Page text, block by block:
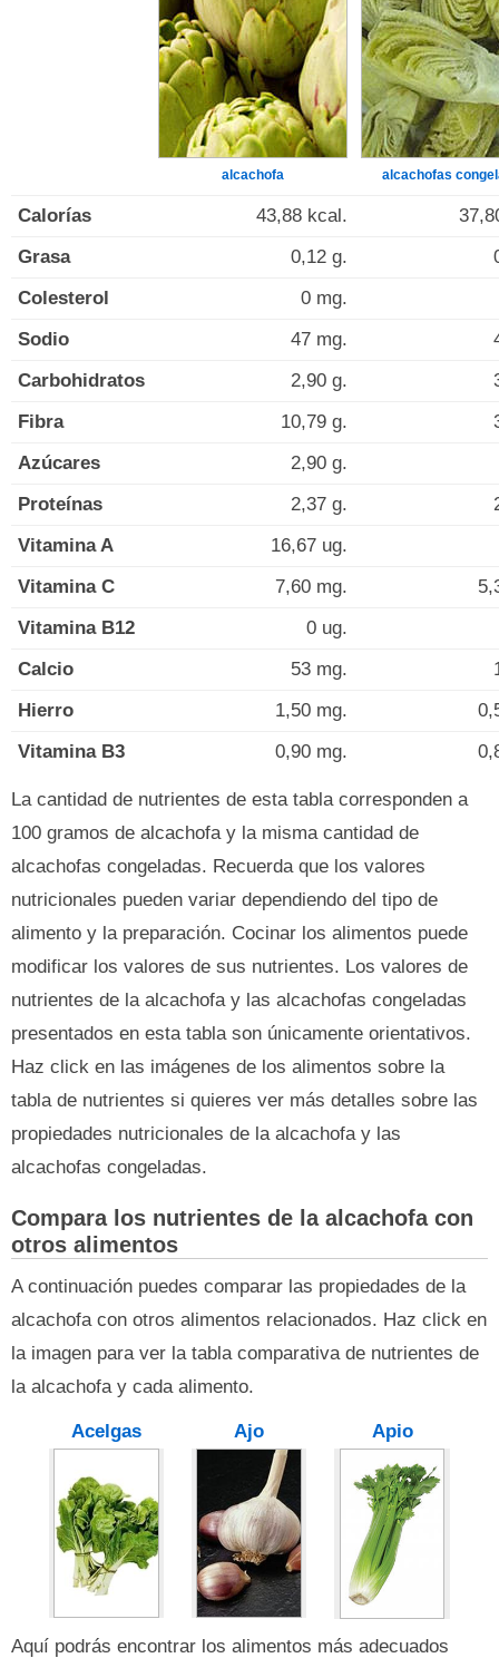
alcachofa alcachofas
Calorías 43,88 kcal.
Grasa
0,12 g.
Colesterol
0 mg.
Sodio
47 mg.
Carbohidratos
2,90 g.
Fibra
10,79 g.
Azúcares
2,90 g.
Proteínas
2,37 g.
Vitamina A
16,67 ug.
Vitamina C
7,60 mg.
Vitamina B12
0 ug.
Calcio
53 mg.
Hierro
1,50 mg.
Vitamina B3
0,90 mg.
La cantidad de nutrientes de esta tabla corresponden a
100 gramos de alcachofa y la misma cantidad de
alcachofas congeladas. Recuerda que los valores
nutricionales pueden variar dependiendo del tipo de
alimento y la preparación. Cocinar los alimentos puede
modificar los valores de sus nutrientes. Los valores de
nutrientes de la alcachofa y las alcachofas congeladas
presentados en esta tabla son únicamente orientativos.
Haz click en las imágenes de los alimentos sobre la
tabla de nutrientes si quieres ver más detalles sobre las
propiedades nutricionales de la alcachofa y las
alcachofas congeladas.
Compara los nutrientes de la alcachofa con
otros alimentos
A continuación puedes comparar las propiedades de la
alcachofa con otros alimentos relacionados. Haz click en
la imagen para ver la tabla comparativa de nutrientes de
la alcachofa y cada alimento.
Acelgas Ajo Apio
Aquí podrás encontrar los alimentos más adecuados